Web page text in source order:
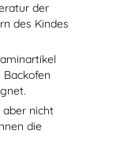
der
des Kindes
aber nicht
die